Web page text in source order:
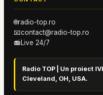
🌐radio-top.ro
📧contact@radio-top.ro
📻Live 24/7
Radio TOP | Un proiect
Cleveland, OH, USA.